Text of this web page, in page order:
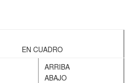
EN CUADRO
ARRIBA
ABAJO